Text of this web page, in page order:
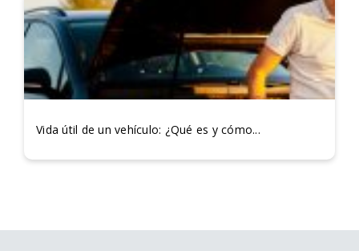
Vida útil de un vehículo: ¿Qué es y cómo...